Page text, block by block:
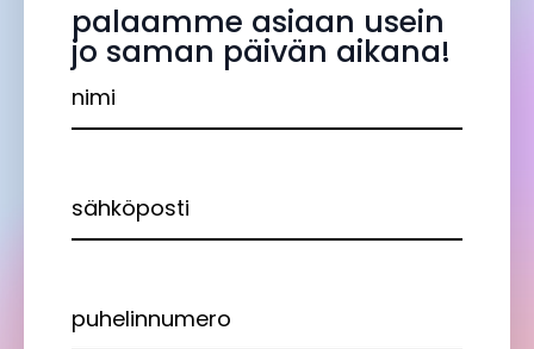
palaamme asiaan usein
jo saman päivän aikana!
Nimi
*
*